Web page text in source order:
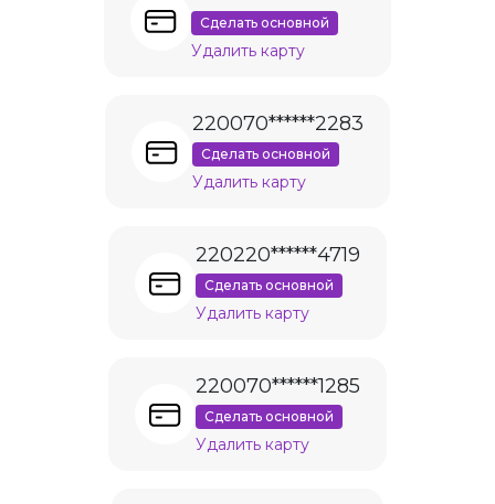
Сделать основной
Удалить карту
220070******2283
Сделать основной
Удалить карту
220220******4719
Сделать основной
Удалить карту
220070******1285
Сделать основной
Удалить карту